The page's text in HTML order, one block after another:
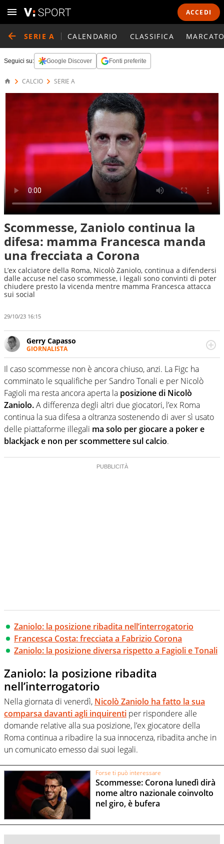
ACCEDI
SERIE A CALENDARIO CLASSIFICA
Seguici su: Google Discover Fonti preferite
CALCIO SERIE A
Scommesse, Zaniolo continua la
difesa: mamma Francesca manda
una frecciata a Corona
L’ex calciatore della Roma, Nicolò Zaniolo, continua a difendersi
dalle accuse nel caso scommesse, i legali sono convinti di poter
chiudere presto la vicenda mentre mamma Francesca attacca
sui social
29/10/23 16:15
Gerry Capasso
GIORNALISTA
Per lui gli sport americani non hanno segreti: basket,
football, baseball e la capacità innata di trovare la notizia
dove altri non vedono granché
Il caso scommesse non è ancora chiuso, anzi. La Figc ha
comminato le squalifiche per Sandro Tonali e per Nicolò
Fagioli ma resta ancora aperta la posizione di Nicolò
Zaniolo.A differenza degli altri due giocatori, l’ex Roma
continua la sua difesa a oltranza sostenendo di aver sì usato
delle piattaforme illegali ma solo per giocare a poker e
blackjack e non per scommettere sul calcio.
Zaniolo: la posizione ribadita nell’interrogatorio
Francesca Costa: frecciata a Fabrizio Corona
Zaniolo: la posizione diversa rispetto a Fagioli e Tonali
Zaniolo: la posizione ribadita
nell’interrogatorio
Nella giornata di venerdì, Nicolò Zaniolo ha fatto la sua
comparsa davanti agli inquirenti per rispondere alle
domande relative alla sua posizione, l’ex giocatore della
Roma continua a ribadire la sua innocenza, ribadita anche in
un comunicato emesso dai suoi legali.
Forse ti può interessare
Scommesse: Corona lunedì dirà
nome altro nazionale coinvolto
nel giro, è bufera